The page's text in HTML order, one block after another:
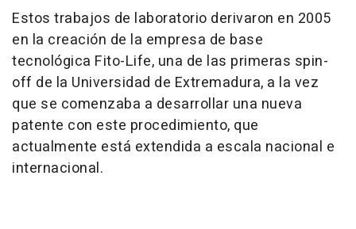
Estos trabajos de laboratorio derivaron en 2005
en la creación de la empresa de base
tecnológica Fito-Life, una de las primeras spin-
off de la Universidad de Extremadura, a la vez
que se comenzaba a desarrollar una nueva
patente con este procedimiento, que
actualmente está extendida a escala nacional e
internacional.